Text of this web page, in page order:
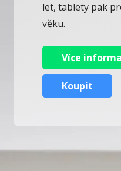
let, tablety pak
věku.
Více
Koupit